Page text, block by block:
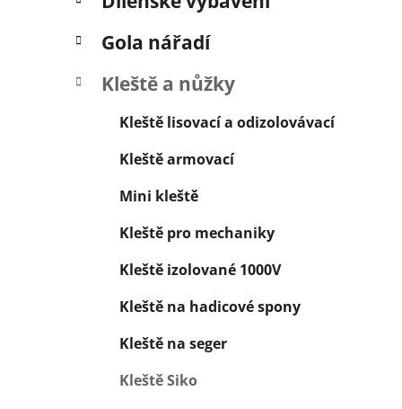
í
p
n
Gola nářadí
Kleště a nůžky
Kleště lisovací a odizolovávací
Kleště armovací
Mini kleště
Kleště pro mechaniky
Kleště izolované 1000V
Kleště na hadicové spony
Kleště na seger
Kleště Siko